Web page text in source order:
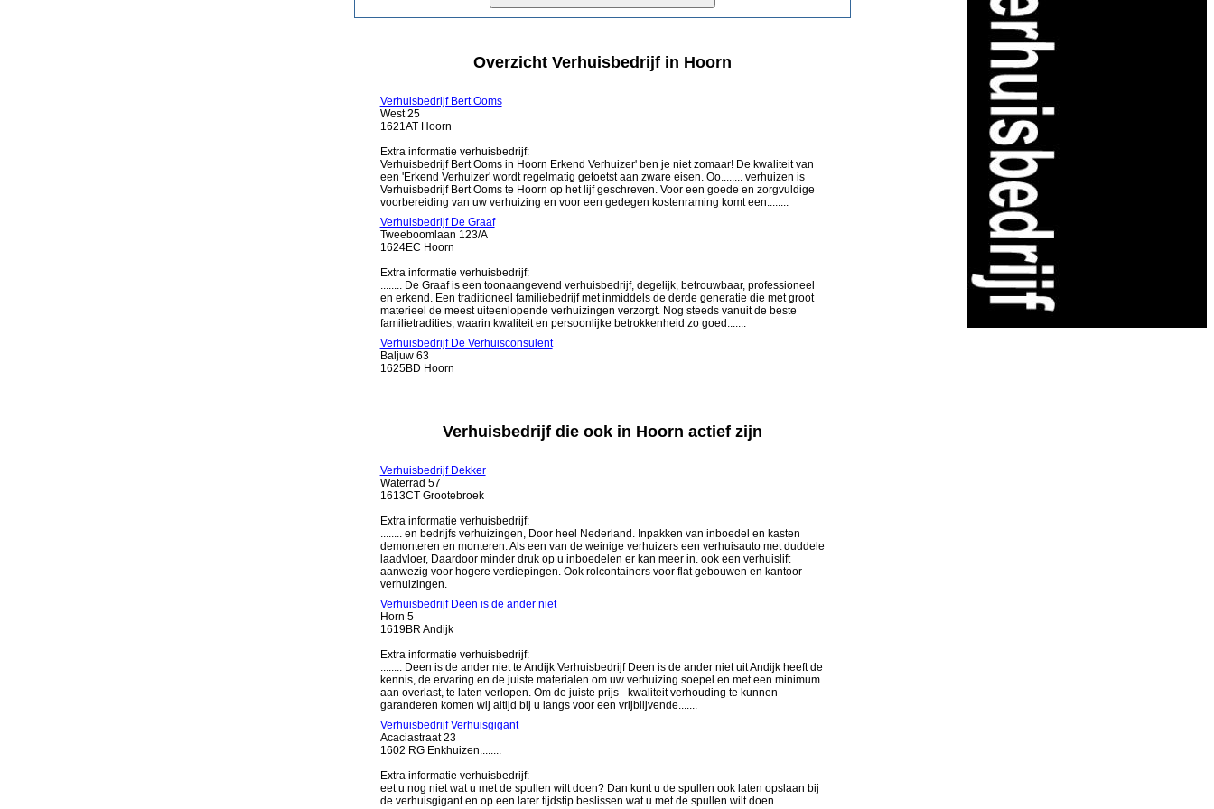
Overzicht Verhuisbedrijf in Hoorn
Verhuisbedrijf Bert Ooms
West 25
1621AT Hoorn
Extra informatie verhuisbedrijf:
Verhuisbedrijf Bert Ooms in Hoorn Erkend Verhuizer' ben je niet zomaar! De kwaliteit van
een 'Erkend Verhuizer' wordt regelmatig getoetst aan zware eisen. Oo........ verhuizen is
Verhuisbedrijf Bert Ooms te Hoorn op het lijf geschreven. Voor een goede en zorgvuldige
voorbereiding van uw verhuizing en voor een gedegen kostenraming komt een........
Verhuisbedrijf De Graaf
Tweeboomlaan 123/A
1624EC Hoorn
Extra informatie verhuisbedrijf:
........ De Graaf is een toonaangevend verhuisbedrijf, degelijk, betrouwbaar, professioneel
en erkend. Een traditioneel familiebedrijf met inmiddels de derde generatie die met groot
materieel de meest uiteenlopende verhuizingen verzorgt. Nog steeds vanuit de beste
familietradities, waarin kwaliteit en persoonlijke betrokkenheid zo goed.......
Verhuisbedrijf De Verhuisconsulent
Baljuw 63
1625BD Hoorn
Verhuisbedrijf die ook in Hoorn actief zijn
Verhuisbedrijf Dekker
Waterrad 57
1613CT Grootebroek
Extra informatie verhuisbedrijf:
........ en bedrijfs verhuizingen, Door heel Nederland. Inpakken van inboedel en kasten
demonteren en monteren. Als een van de weinige verhuizers een verhuisauto met duddele
laadvloer, Daardoor minder druk op u inboedelen er kan meer in. ook een verhuislift
aanwezig voor hogere verdiepingen. Ook rolcontainers voor flat gebouwen en kantoor
verhuizingen.
Verhuisbedrijf Deen is de ander niet
Horn 5
1619BR Andijk
Extra informatie verhuisbedrijf:
........ Deen is de ander niet te Andijk Verhuisbedrijf Deen is de ander niet uit Andijk heeft de
kennis, de ervaring en de juiste materialen om uw verhuizing soepel en met een minimum
aan overlast, te laten verlopen. Om de juiste prijs - kwaliteit verhouding te kunnen
garanderen komen wij altijd bij u langs voor een vrijblijvende.......
Verhuisbedrijf Verhuisgigant
Acaciastraat 23
1602 RG Enkhuizen........
Extra informatie verhuisbedrijf:
eet u nog niet wat u met de spullen wilt doen? Dan kunt u de spullen ook laten opslaan bij
de verhuisgigant en op een later tijdstip beslissen wat u met de spullen wilt doen.........